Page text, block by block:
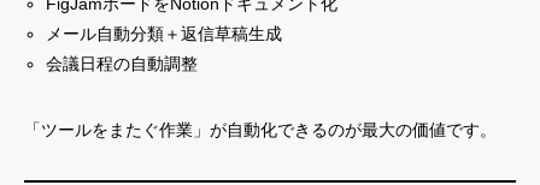
メール自動分類＋返信草稿生成
会議日程の自動調整
「ツールをまたぐ作業」が自動化できるのが最大の価値です。